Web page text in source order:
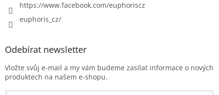
https://www.facebook.com/euphoriscz
euphoris_cz/
Odebírat newsletter
Vložte svůj e-mail a my vám budeme zasílat informace o nových
produktech na našem e-shopu.